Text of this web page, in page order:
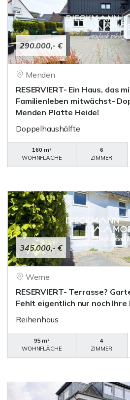
290.000,- €
Menden
RESERVIERT- Ein Haus, das
Familienleben mitwächst-
Menden Platte Heide!
Doppelhaushälfte
160 m²
WOHNFLÄCHE
6
ZIMMER
345.000,- €
Werne
RESERVIERT- Terrasse?
Fehlt eigentlich nur noch Ihre
Reihenhaus
95 m²
WOHNFLÄCHE
4
ZIMMER